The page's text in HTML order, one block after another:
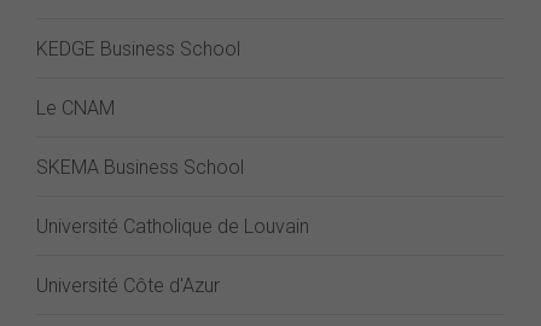
KEDGE Business School
Le CNAM
SKEMA Business School
Université Catholique de Louvain
Université Côte d'Azur